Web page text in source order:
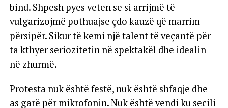
bind. Shpesh pyes veten se si arrijmë të
vulgarizojmë pothuajse çdo kauzë që marrim
përsipër. Sikur të kemi një talent të veçantë për
ta kthyer seriozitetin në spektakël dhe idealin
në zhurmë.
Protesta nuk është festë, nuk është shfaqje dhe
as garë për mikrofonin. Nuk është vendi ku secili